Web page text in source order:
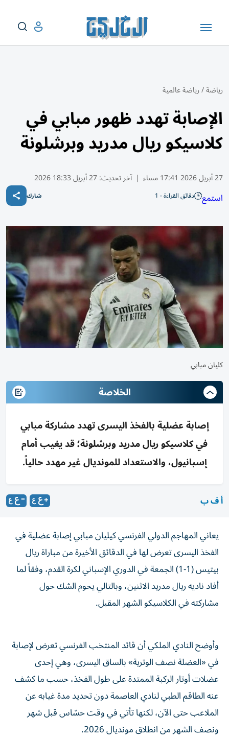
رياضة/رياضة عالمية
الإصابة تهدد ظهور مبابي في
كلاسيكو ريال مدريد وبرشلونة
27 أبريل 2026 17:41 مساء | آخر تحديث:27 أبريل 18:33 2026
استمع دقائق القراءة - 1 شارك
كليان مبابي
الخلاصة
إصابة عضلية بالفخذ اليسرى تهدد مشاركة مبابي
في كلاسيكو ريال مدريد وبرشلونة؛ قد يغيب أمام
إسبانيول، والاستعداد للمونديال غير مهدد حالياً.
أ ف ب
يعاني المهاجم الدولي الفرنسي كيليان مبابي إصابة عضلية في
الفخذ اليسرى تعرض لها في الدقائق الأخيرة من مباراة ريال
بيتيس (1-1) الجمعة في الدوري الإسباني لكرة القدم، وفقاً لما
أفاد ناديه ريال مدريد الاثنين، وبالتالي يحوم الشك حول
مشاركته في الكلاسيكو الشهر المقبل.
وأوضح النادي الملكي أن قائد المنتخب الفرنسي تعرض لإصابة
في «العضلة نصف الوترية» بالساق اليسرى، وهي إحدى
عضلات أوتار الركبة الممتدة على طول الفخذ، حسب ما كشف
عنه الطاقم الطبي لنادي العاصمة دون تحديد مدة غيابه عن
الملاعب حتى الآن، لكنها تأتي في وقت حسّاس قبل شهر
ونصف الشهر من انطلاق مونديال 2026.